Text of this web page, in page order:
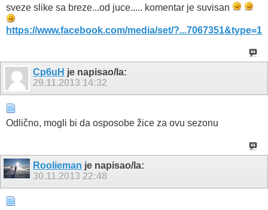
sveze slike sa breze...od juce..... komentar je suvisan
https://www.facebook.com/media/set/?...7067351&type=1
Cp6uH je napisao/la:
29.11.2013 14:32
Odlično, mogli bi da osposobe žice za ovu sezonu
Roolieman je napisao/la:
30.11.2013 22:48